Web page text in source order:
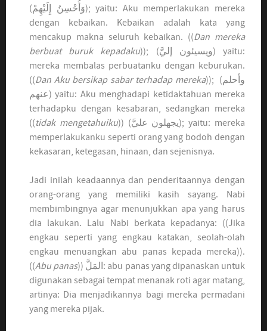
(وَأُحْسِنُ إِلَيْهِمْ); yaitu: Aku memperlakukan mereka
dengan kebaikan. Kebaikan adalah kata yang
mencakup makna seluruh kebaikan. ((Dan mereka
berbuat buruk kepadaku)); (ويسيئون إليَّ) yaitu:
mereka membalas perbuatanku dengan keburukan.
((Dan Aku bersikap sabar terhadap mereka)); (وأحلم
عنهم) yaitu: Aku menghadapi ketidaktahuan mereka
terhadapku dengan kesabaran, sedangkan mereka
((tidak mengetahuiku)) (يجهلون عليَّ); yaitu: mereka
memperlakukanku seperti orang yang bodoh dengan
kekasaran, ketegasan, hinaan, dan sejenisnya.
Jadi inilah keadaannya dan penderitaannya dengan
orang-orang yang memiliki kasih sayang. Nabi
membimbingnya agar menunjukkan apa yang harus
dia lakukan. Lalu Nabi berkata kepadanya: ((Jika
engkau seperti yang engkau katakan, seolah-olah
engkau menuangkan abu panas kepada mereka)).
((Abu panas)) المَلَّ: abu panas yang dipanaskan untuk
digunakan sebagai tempat menanak roti agar matang,
artinya: Dia menjadikannya bagi mereka permadani
yang mereka pijak.